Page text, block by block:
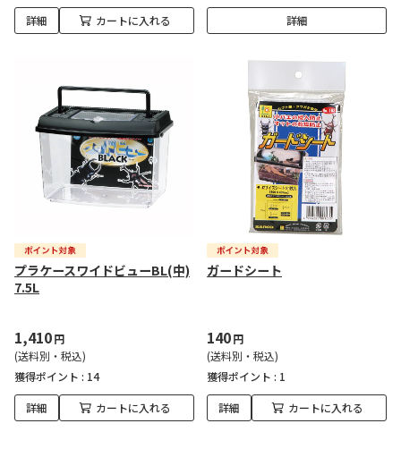
詳細 カートに入れる 詳細
プラケースワイドビューBL(中)
7.5L
1,410円
(送料別・税込)
獲得ポイント : 14
詳細 カートに入れる
ガードシート
140円
(送料別・税込)
獲得ポイント : 1
詳細 カートに入れる